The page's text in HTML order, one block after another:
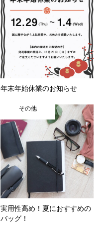
年末年始休業のお知らせ
その他
実用性高め！夏におすすめの
バッグ！